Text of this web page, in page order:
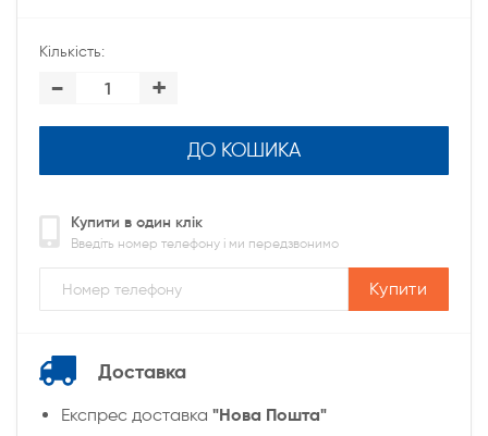
Кількість:
- +
ДО КОШИКА
Купити в один клік
Введіть номер телефону і ми передзвонимо
Купити
Доставка
Експрес доставка "Нова Пошта"